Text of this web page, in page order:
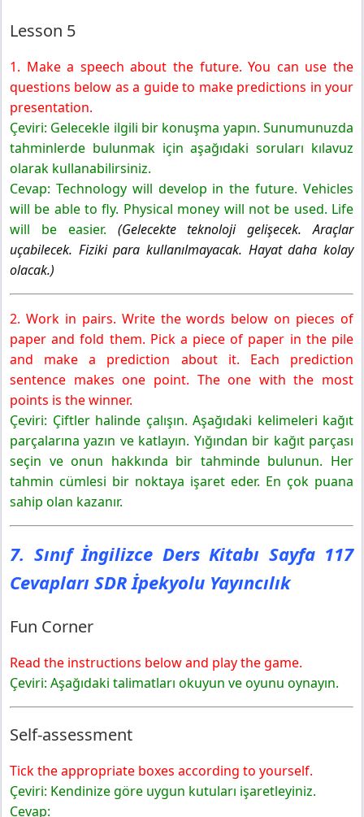
Fun Corner
7. Sınıf İngilizce Ders Kitabı Sayfa 118 Cevapları SDR
İpekyolu Yayıncılık
Exercıses
7. Sınıf İngilizce Ders Kitabı Sayfa 119 Cevapları SDR
İpekyolu Yayıncılık
7. Sınıf İngilizce Ders Kitabı Sayfa 120 Cevapları SDR
İpekyolu Yayıncılık
7. Sınıf İngilizce Ders Kitabı Sayfa 121 Cevapları SDR
İpekyolu Yayıncılık
7. Sınıf İngilizce Ders Kitabı Sayfa 122 Cevapları SDR
İpekyolu Yayıncılık
Lesson 5
1. Make a speech about the future. You can use the
questions below as a guide to make predictions in your
presentation.
Çeviri: Gelecekle ilgili bir konuşma yapın. Sunumunuzda
tahminlerde bulunmak için aşağıdaki soruları kılavuz
olarak kullanabilirsiniz.
Cevap: Technology will develop in the future. Vehicles
will be able to fly. Physical money will not be used. Life
will be easier. (Gelecekte teknoloji gelişecek. Araçlar
uçabilecek. Fiziki para kullanılmayacak. Hayat daha kolay
olacak.)
2. Work in pairs. Write the words below on pieces of
paper and fold them. Pick a piece of paper in the pile
and make a prediction about it. Each prediction
sentence makes one point. The one with the most
points is the winner.
Çeviri: Çiftler halinde çalışın. Aşağıdaki kelimeleri kağıt
parçalarına yazın ve katlayın. Yığından bir kağıt parçası
seçin ve onun hakkında bir tahminde bulunun. Her
tahmin cümlesi bir noktaya işaret eder. En çok puana
sahip olan kazanır.
7. Sınıf İngilizce Ders Kitabı Sayfa 117
Cevapları SDR İpekyolu Yayıncılık
Fun Corner
Read the instructions below and play the game.
Çeviri: Aşağıdaki talimatları okuyun ve oyunu oynayın.
Self-assessment
Tick the appropriate boxes according to yourself.
Çeviri: Kendinize göre uygun kutuları işaretleyiniz.
Cevap: